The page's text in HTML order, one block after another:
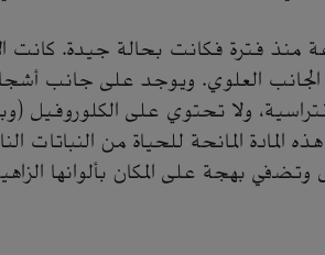
منذ فترة فكانت بحالة جيدة. كانت
العلوي. ويوجد على جانب
ولا تحتوي على الكلوروفيل
المانحة للحياة من النباتات
وتضفي بهجة على المكان بألوانها